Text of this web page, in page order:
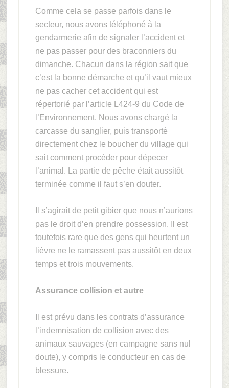
Comme cela se passe parfois dans le
secteur, nous avons téléphoné à la
gendarmerie afin de signaler l’accident et
ne pas passer pour des braconniers du
dimanche. Chacun dans la région sait que
c’est la bonne démarche et qu’il vaut mieux
ne pas cacher cet accident qui est
répertorié par l’article L424-9 du Code de
l’Environnement. Nous avons chargé la
carcasse du sanglier, puis transporté
directement chez le boucher du village qui
sait comment procéder pour dépecer
l’animal. La partie de pêche était aussitôt
terminée comme il faut s’en douter.
Il s’agirait de petit gibier que nous n’aurions
pas le droit d’en prendre possession. Il est
toutefois rare que des gens qui heurtent un
lièvre ne le ramassent pas aussitôt en deux
temps et trois mouvements.
Assurance collision et autre
Il est prévu dans les contrats d’assurance
l’indemnisation de collision avec des
animaux sauvages (en campagne sans nul
doute), y compris le conducteur en cas de
blessure.